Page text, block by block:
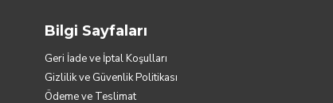
Bilgi Sayfaları
Geri İade ve İptal Koşulları
Gizlilik ve Güvenlik Politikası
Ödeme ve Teslimat